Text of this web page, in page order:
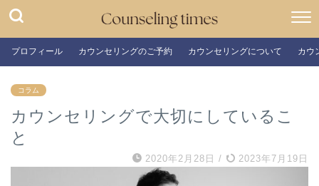
プロフィール カウンセリングのご予約 カウンセリングについて カウ
コラム
カウンセリングで大切にしているこ
と
2020年2月28日 / 2023年7月19日